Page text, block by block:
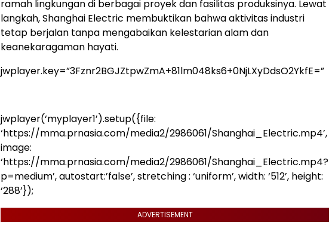
ramah lingkungan di berbagai proyek dan fasilitas produksinya. Lewat
langkah, Shanghai Electric membuktikan bahwa aktivitas industri
tetap berjalan tanpa mengabaikan kelestarian alam dan
keanekaragaman hayati.
jwplayer.key=”3Fznr2BGJZtpwZmA+81lm048ks6+0NjLXyDdsO2YkfE=”
jwplayer(‘myplayer1’).setup({file:
‘https://mma.prnasia.com/media2/2986061/Shanghai_Electric.mp4’,
image:
‘https://mma.prnasia.com/media2/2986061/Shanghai_Electric.mp4?
p=medium’, autostart:’false’, stretching : ‘uniform’, width: ‘512’, height:
‘288’});
ADVERTISEMENT